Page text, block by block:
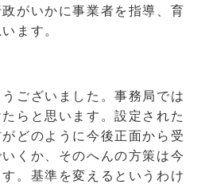
がいかに事業者を指導、育
ます。
ございました。事務局では
らと思います。設定された
どのように今後正面から受
くか、そのへんの方策は今
。基準を変えるというわけ